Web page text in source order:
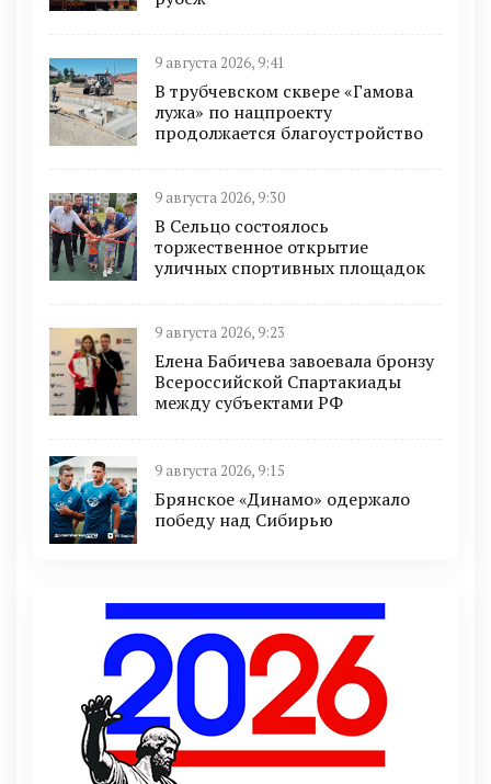
9 августа 2026, 9:41
В трубчевском сквере «Гамова
лужа» по нацпроекту
продолжается благоустройство
9 августа 2026, 9:30
В Сельцо состоялось
торжественное открытие
уличных спортивных площадок
9 августа 2026, 9:23
Елена Бабичева завоевала бронзу
Всероссийской Спартакиады
между субъектами РФ
9 августа 2026, 9:15
Брянское «Динамо» одержало
победу над Сибирью